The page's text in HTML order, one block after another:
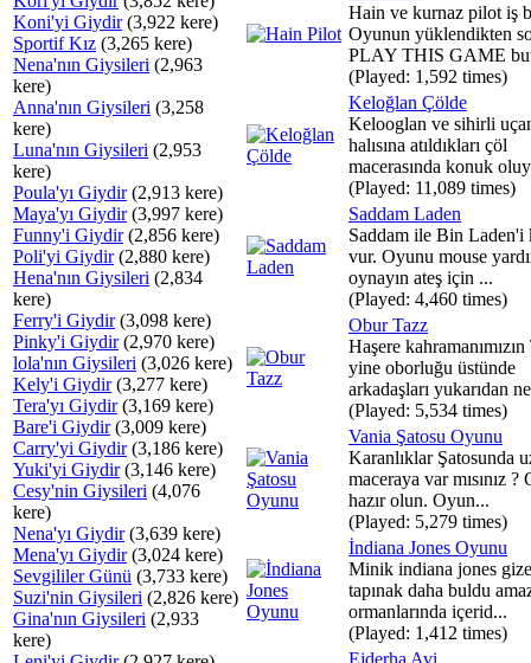
Koni'yi Giydir(3,922 kere)
Sportif Kız (3,265 kere)
Nena'nın Giysileri (2,963
kere)
Anna'nın Giysileri (3,258
kere)
Luna'nın Giysileri (2,953
kere)
Poula'yı Giydir(2,913 kere)
Maya'yı Giydir(3,997 kere)
Funny'i Giydir(2,856 kere)
Poli'yi Giydir(2,880 kere)
Hena'nın Giysileri (2,834
kere)
Ferry'i Giydir(3,098 kere)
Pinky'i Giydir(2,970 kere)
lola'nın Giysileri (3,026 kere)
Kely'i Giydir(3,277 kere)
Tera'yı Giydir(3,169 kere)
Bare'i Giydir(3,009 kere)
Carry'yi Giydir(3,186 kere)
Yuki'yi Giydir(3,146 kere)
Cesy'nin Giysileri (4,076
kere)
Nena'yı Giydir(3,639 kere)
Mena'yı Giydir(3,024 kere)
Sevgililer Günü (3,733 kere)
Suzi'nin Giysileri (2,826 kere)
Gina'nın Giysileri (2,933
kere)
Hain ve kurnaz pilot iş
Oyunun yüklendikten
PLAY THIS GAME
(Played: 1,592 times)
Keloğlan Çölde
Kelooglan ve sihirli
halısına atıldıkları çöl
macerasında konuk
(Played: 11,089 times)
Saddam Laden
Saddam ile Bin Laden'i
vur. Oyunu mouse
oynayın ateş için ...
(Played: 4,460 times)
Obur Tazz
Haşere kahramanımızın
yine oborluğu üstünde
arkadaşları yukarıdan
(Played: 5,534 times)
Vania Şatosu Oyunu
Karanlıklar Şatosunda
maceraya var mısınız ?
hazır olun. Oyun...
(Played: 5,279 times)
İndiana Jones Oyunu
Minik indiana jones
tapınak daha buldu
ormanlarında içerid...
(Played: 1,412 times)
Ejderha Avi